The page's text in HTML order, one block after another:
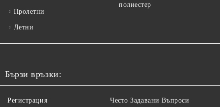
Пролетни
Летни
полиестер
Бързи връзки:
Регистрация Често Задавани Въпроси